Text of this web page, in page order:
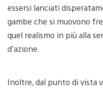
essersi lanciati
gambe che si muovono
quel realismo in più alla
d’azione.
Inoltre, dal punto di vista